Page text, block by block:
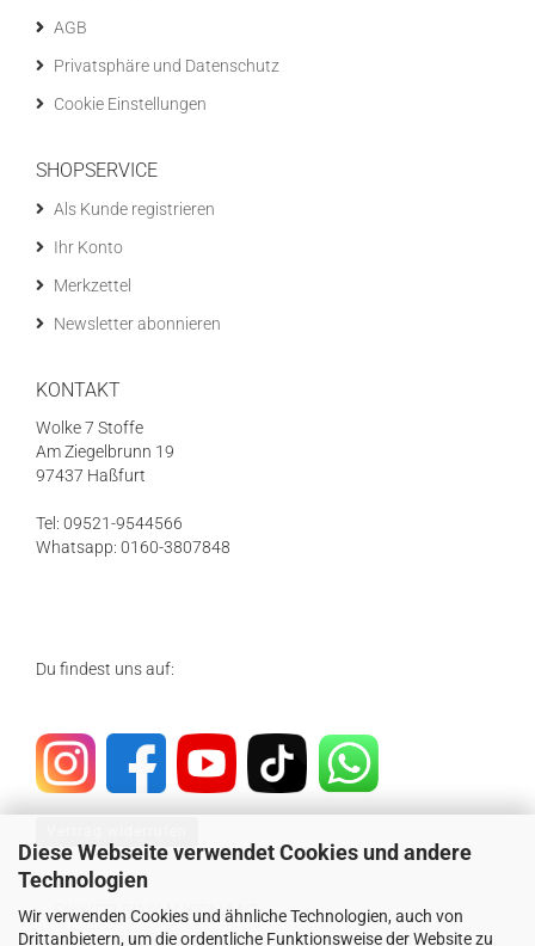
Diese Webseite verwendet Cookies und andere
Technologien
Wir verwenden Cookies und ähnliche Technologien, auch von
Drittanbietern, um die ordentliche Funktionsweise der Website zu
AGB
Privatsphäre und Datenschutz
Cookie Einstellungen
SHOPSERVICE
Als Kunde registrieren
Ihr Konto
Merkzettel
Newsletter abonnieren
KONTAKT
Wolke 7 Stoffe
Am Ziegelbrunn 19
97437 Haßfurt
Tel: 09521-9544566
Whatsapp: 0160-3807848
Du findest uns auf:
SICHER EINKAUFEN MIT